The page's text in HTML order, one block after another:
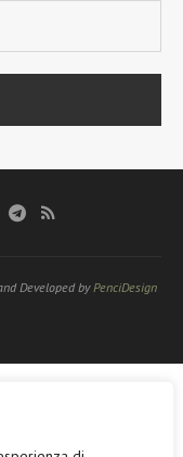
Developed by PenciDesign